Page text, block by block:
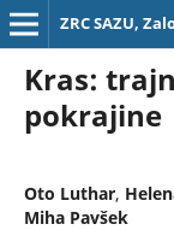
ZRC SAZU,
Kras:
pokrajine
Oto Luthar,
Miha Pavšek